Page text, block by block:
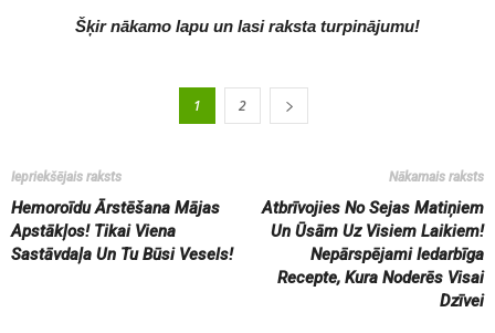
Šķir nākamo lapu un lasi raksta turpinājumu!
1 2
Iepriekšējais raksts
Hemoroīdu Ārstēšana Mājas
Apstākļos! Tikai Viena
Sastāvdaļa Un Tu Būsi Vesels!
Nākamais raksts
Atbrīvojies No Sejas Matiņiem
Un Ūsām Uz Visiem Laikiem!
Nepārspējami Iedarbīga
Recepte, Kura Noderēs Visai
Dzīvei